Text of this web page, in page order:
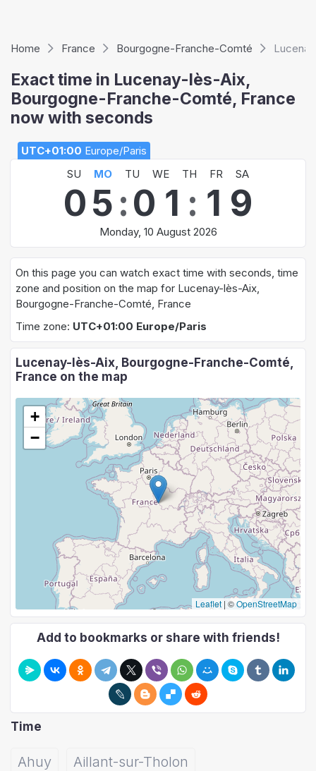
Home France Bourgogne-Franche-Comté
Exact time in Lucenay-lès-Aix,
Bourgogne-Franche-Comté, France
now with seconds
UTC+01:00 Europe/Paris
SU
MO TU WE TH FR SA
05 :0 1 : 2 0
Monday, 10 August 2026
On this page you can watch exact time with seconds, time
zone and position on the map for Lucenay-lès-Aix,
Bourgogne-Franche-Comté, France
Time zone: UTC+01:00 Europe/Paris
Lucenay-lès-Aix, Bourgogne-Franche-Comté,
France on the map
+
−
Leaflet | ©OpenStreetMap
Add to bookmarks or share with friends!
Time
Ahuy
Aillant-sur-Tholon